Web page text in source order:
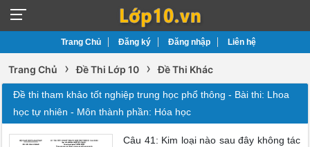
Trang Chủ Đăng ký Đăng nhập Liên hệ
Trang Chủ › Đề Thi Lớp 10 › Đề Thi Khác
Đề thi tham khảo tốt nghiệp trung học phổ thông - Bài thi: Lhoa
học tự nhiên - Môn thành phần: Hóa học
Câu 41: Kim loại nào sau đây không tác